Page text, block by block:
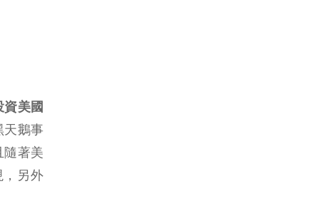
資美國
天鵝事
隨著美
，另外